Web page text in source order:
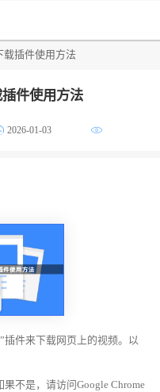
载插件使用方法
件使用方法
2026-01-03
插件来下载网页上的视频。以
不是，请访问Google Chrome